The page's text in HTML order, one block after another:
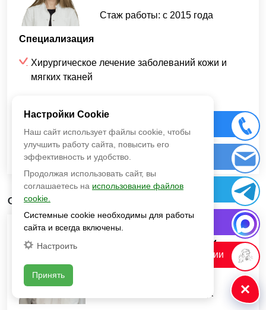
Стаж работы: c 2015 года
Специализация
Хирургическое лечение заболеваний кожи и
мягких тканей
Запись на приём
Физиотерапия
Сергей Рубанский
Стаж работы: с 1987 года
Telegram
MAX
Сайт косметологии
Настройки Cookie
Наш сайт использует файлы cookie, чтобы
улучшить работу сайта, повысить его
эффективность и удобство.
Продолжая использовать сайт, вы
соглашаетесь на использование файлов
cookie.
Системные cookie необходимы для работы
сайта и всегда включены.
Настроить
Принять